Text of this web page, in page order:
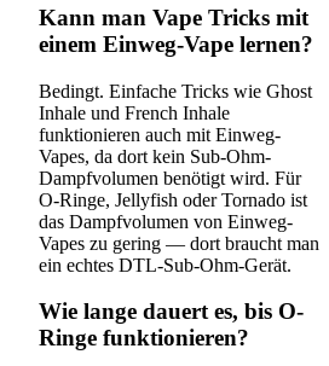
Kann man Vape Tricks mit
einem Einweg-Vape lernen?
Bedingt. Einfache Tricks wie Ghost
Inhale und French Inhale
funktionieren auch mit Einweg-
Vapes, da dort kein Sub-Ohm-
Dampfvolumen benötigt wird. Für
O-Ringe, Jellyfish oder Tornado ist
das Dampfvolumen von Einweg-
Vapes zu gering — dort braucht man
ein echtes DTL-Sub-Ohm-Gerät.
Wie lange dauert es, bis O-
Ringe funktionieren?